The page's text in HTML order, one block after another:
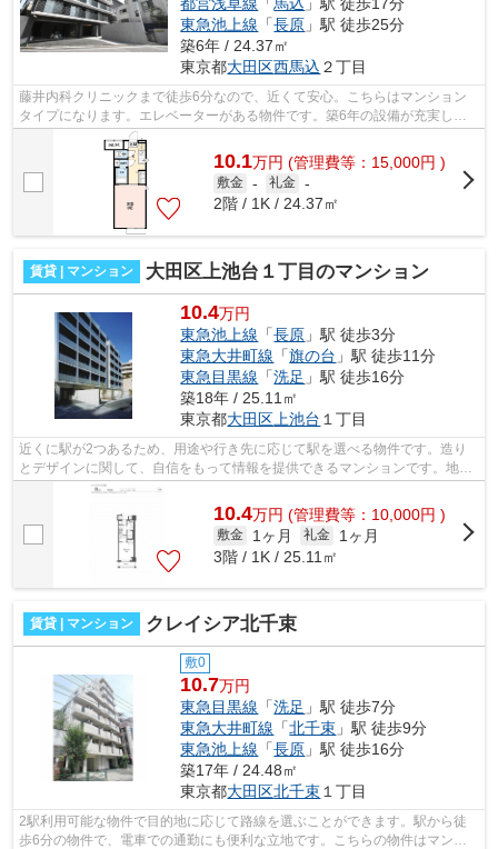
都営浅草線 「馬込 」駅 徒歩17分
東急池上線 「長原 」駅 徒歩25分
築6年 / 24.37㎡
東京都大田区西馬込 ２丁目
藤井内科クリニックまで徒歩6分なので、近くて安心。こちらはマンション
タイプになります。エレベーターがある物件です。築6年の設備が充実した
物件となっています。大田区エリアと都...
10.1万円 (管理費等：15,000円 )
敷金 - 礼金 -
2階 / 1K / 24.37㎡
賃貸 | マンション 大田区上池台１丁目のマンション
10.4万円
東急池上線 「長原 」駅 徒歩3分
東急大井町線 「旗の台 」駅 徒歩11分
東急目黒線 「洗足 」駅 徒歩16分
築18年 / 25.11㎡
東京都大田区 上池台 １丁目
近くに駅が2つあるため、用途や行き先に応じて駅を選べる物件です。造り
とデザインに関して、自信をもって情報を提供できるマンションです。地上
10階建てのマンションです。高ニーズな...
10.4万円 (管理費等：10,000円 )
敷金 1ヶ月 礼金
1ヶ月
3階 / 1K / 25.11㎡
賃貸 | マンション クレイシア北千束
敷0
10.7万円
東急目黒線 「洗足 」駅 徒歩7分
東急大井町線 「北千束 」駅 徒歩9分
東急池上線 「長原 」駅 徒歩16分
築17年 / 24.48㎡
東京都大田区北千束 １丁目
2駅利用可能な物件で目的地に応じて路線を選ぶことができます。駅から徒
歩6分の物件で、電車での通勤にも便利な立地です。こちらの物件はマンシ